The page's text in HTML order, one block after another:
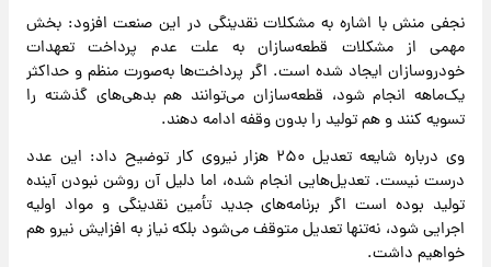
نجفی منش با اشاره به مشکلات نقدینگی در این صنعت افزود: بخش
مهمی از مشکلات قطعه‌سازان به علت عدم پرداخت تعهدات
خودروسازان ایجاد شده است. اگر پرداخت‌ها به‌صورت منظم و حداکثر
یک‌ماهه انجام شود، قطعه‌سازان می‌توانند هم بدهی‌های گذشته را
تسویه کنند و هم تولید را بدون وقفه ادامه دهند.
وی درباره شایعه تعدیل ۲۵۰ هزار نیروی کار توضیح داد: این عدد
درست نیست. تعدیل‌هایی انجام شده، اما دلیل آن روشن نبودن آینده
تولید بوده است اگر برنامه‌های جدید تأمین نقدینگی و مواد اولیه
اجرایی شود، نه‌تنها تعدیل متوقف می‌شود بلکه نیاز به افزایش نیرو هم
خواهیم داشت.